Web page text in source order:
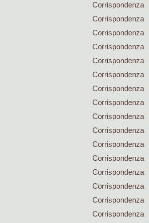
Corrispondenza
Corrispondenza
Corrispondenza
Corrispondenza
Corrispondenza
Corrispondenza
Corrispondenza
Corrispondenza
Corrispondenza
Corrispondenza
Corrispondenza
Corrispondenza
Corrispondenza
Corrispondenza
Corrispondenza
Corrispondenza